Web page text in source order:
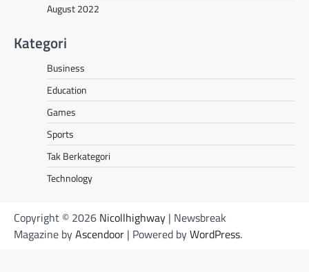
August 2022
Kategori
Business
Education
Games
Sports
Tak Berkategori
Technology
Copyright © 2026 Nicollhighway | Newsbreak
Magazine byAscendoor | Powered byWordPress.